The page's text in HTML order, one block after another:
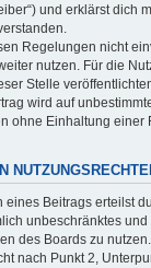
und erklärst dich
Regelungen nicht
nutzen. Für die
Stelle
wird auf
ohne Einhaltung einer
eines Beitrags erteilst
unbeschränktes
des Boards zu nutzen.
nach Punkt 2,